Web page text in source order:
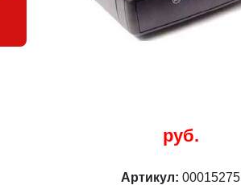
руб.
Артикул: 00015275